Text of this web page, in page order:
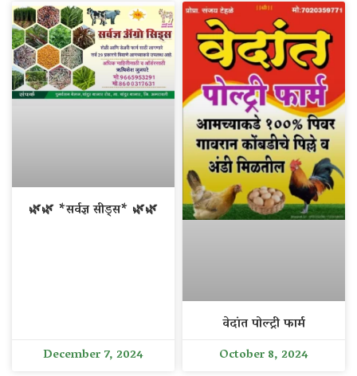
🌿🌿 *सर्वज्ञ सीड्स* 🌿🌿
December 7, 2024
वेदांत पोल्ट्री फार्म
October 8, 2024